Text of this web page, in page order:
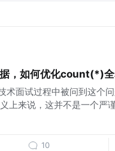
，如何优化count(*)全
术面试过程中被问到这个
上来说，这并不是一个严
10